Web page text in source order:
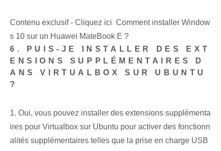
Contenu exclusif - Cliquez ici Comment installer Window
s 10 sur un Huawei MateBook E ?
6. PUIS-JE INSTALLER DES EXT
ENSIONS SUPPLÉMENTAIRES D
ANS VIRTUALBOX SUR UBUNTU
?
1. Oui, vous pouvez installer des extensions supplémenta
ires pour Virtualbox sur Ubuntu pour activer des fonctionn
alités supplémentaires telles que la prise en charge USB